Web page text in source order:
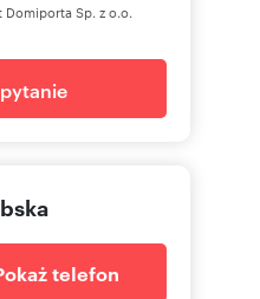
Sp. z o.o.
telefon